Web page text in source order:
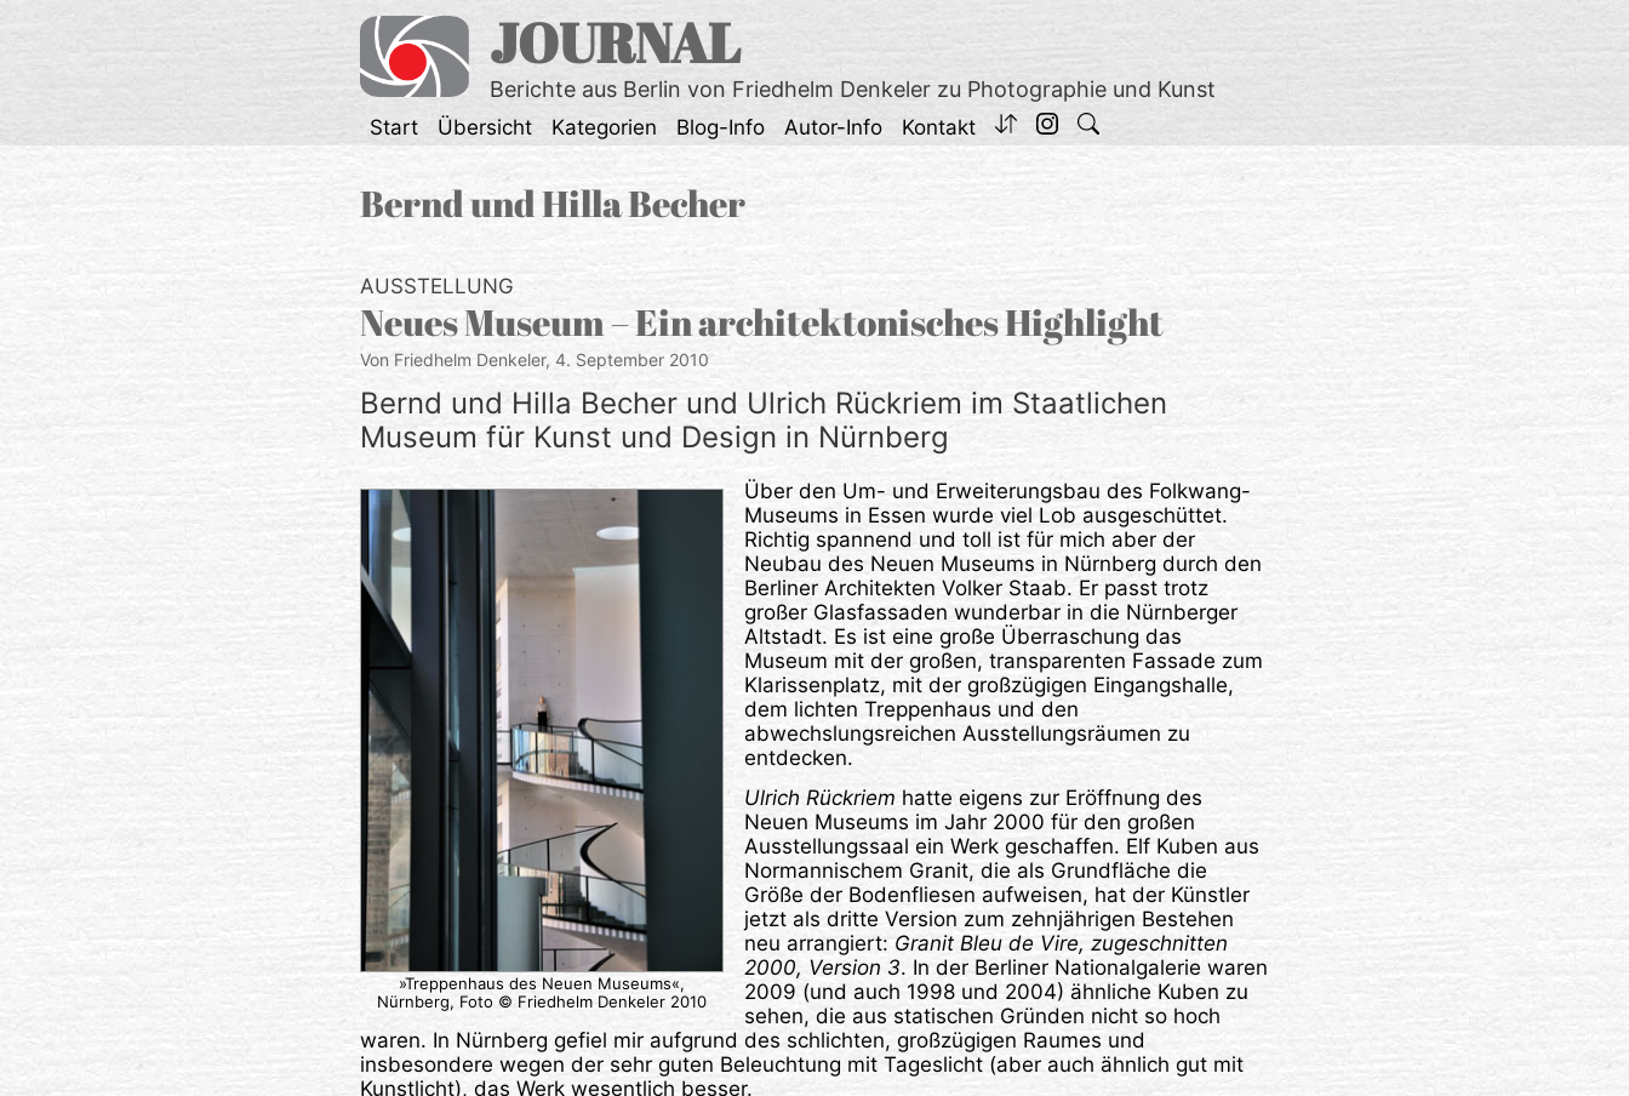
JOURNAL
Berichte aus Berlin von Friedhelm Denkeler zu Photographie und Kunst
Start Übersicht Kategorien Blog-Info Autor-Info Kontakt
Bernd und Hilla Becher
AUSSTELLUNG
Neues Museum – Ein architektonisches Highlight
Von Friedhelm Denkeler, 4. September 2010
Bernd und Hilla Becher und Ulrich Rückriem im Staatlichen
Museum für Kunst und Design in Nürnberg
»Treppenhaus des Neuen Museums«,
Nürnberg, Foto © Friedhelm Denkeler 2010
Über den Um- und Erweiterungsbau des Folkwang-
Museums in Essen wurde viel Lob ausgeschüttet.
Richtig spannend und toll ist für mich aber der
Neubau des Neuen Museums in Nürnberg durch den
Berliner Architekten Volker Staab. Er passt trotz
großer Glasfassaden wunderbar in die Nürnberger
Altstadt. Es ist eine große Überraschung das
Museum mit der großen, transparenten Fassade zum
Klarissenplatz, mit der großzügigen Eingangshalle,
dem lichten Treppenhaus und den
abwechslungsreichen Ausstellungsräumen zu
entdecken.
Ulrich Rückriem hatte eigens zur Eröffnung des
Neuen Museums im Jahr 2000 für den großen
Ausstellungssaal ein Werk geschaffen. Elf Kuben aus
Normannischem Granit, die als Grundfläche die
Größe der Bodenfliesen aufweisen, hat der Künstler
jetzt als dritte Version zum zehnjährigen Bestehen
neu arrangiert: Granit Bleu de Vire, zugeschnitten
2000, Version 3. In der Berliner Nationalgalerie waren
2009 (und auch 1998 und 2004) ähnliche Kuben zu
sehen, die aus statischen Gründen nicht so hoch
waren. In Nürnberg gefiel mir aufgrund des schlichten, großzügigen Raumes und
insbesondere wegen der sehr guten Beleuchtung mit Tageslicht (aber auch ähnlich gut mit
Kunstlicht), das Werk wesentlich besser.